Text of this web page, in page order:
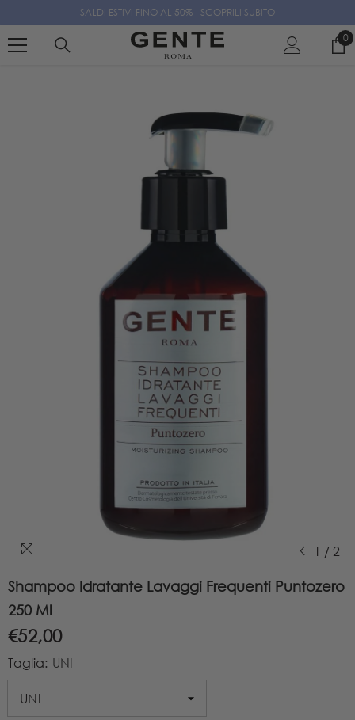
VAI AL CONTENUTOSALDI ESTIVI FINO AL 50% - SCOPRILI SUBITO
0
0
1 / 2
Shampoo Idratante Lavaggi Frequenti Puntozero
250 Ml
€52,00
Taglia: UNI